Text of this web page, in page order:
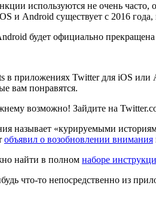
используются не очень
и Android существует с 2016
будет официально
в приложениях Twitter для iOS
вам понравятся.
возможно! Зайдите на
называет «курируемыми
объявил о возобновлении внимания
найти в полном наборе
что-то непосредственно из